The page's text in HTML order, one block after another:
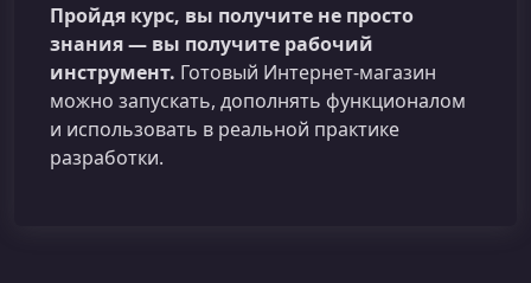
Пройдя курс, вы получите не просто
знания — вы получите рабочий
инструмент. Готовый Интернет‑магазин
можно запускать, дополнять функционалом
и использовать в реальной практике
разработки.